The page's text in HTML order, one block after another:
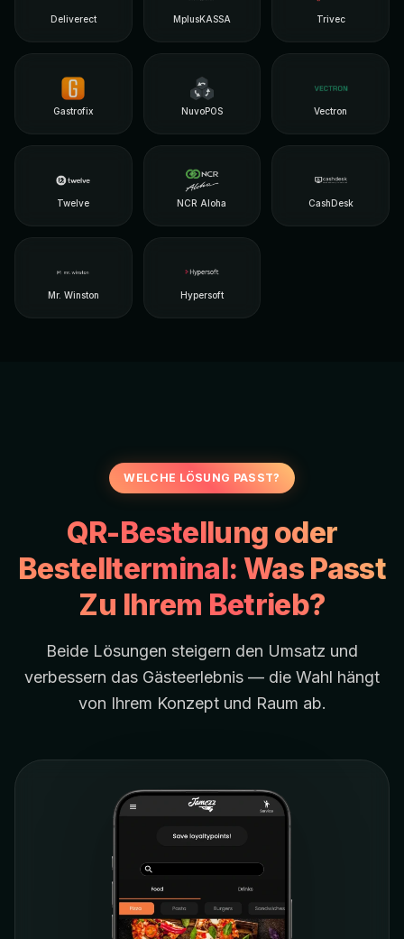
Deliverect MplusKASSA Trivec
Gastrofix NuvoPOS Vectron
Twelve NCR Aloha CashDesk
Mr. Winston Hypersoft
WELCHE LÖSUNG PASST?
QR-Bestellung oder
Bestellterminal: Was Passt
Zu Ihrem Betrieb?
Beide Lösungen steigern den Umsatz und
verbessern das Gästeerlebnis — die Wahl hängt
von Ihrem Konzept und Raum ab.